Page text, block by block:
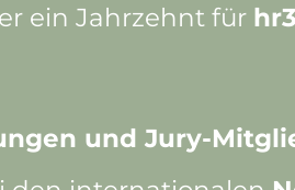
ein Jahrzehnt für hr3
und Jury-